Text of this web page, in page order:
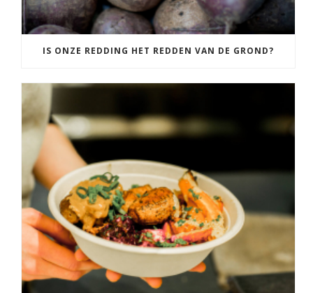
IS ONZE REDDING HET REDDEN VAN DE GROND?